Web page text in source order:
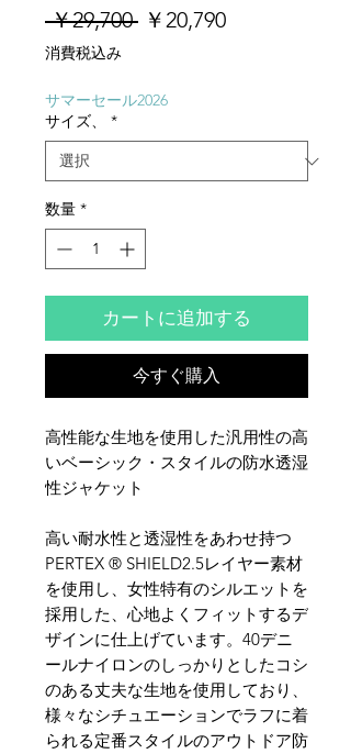
￥29,700 通
格
￥20,790セ
消費税込み
サマーセール2026
サイズ、
*
数量 *
カートに追加する
今すぐ購入
高性能な生地を使用した汎用性の高
いベーシック・スタイルの防水透湿
性ジャケット
高い耐水性と透湿性をあわせ持つ
PERTEX ® SHIELD2.5レイヤー素材
を使用し、女性特有のシルエットを
採用した、心地よくフィットするデ
ザインに仕上げています。40デニ
ールナイロンのしっかりとしたコシ
のある丈夫な生地を使用しており、
様々なシチュエーションでラフに着
られる定番スタイルのアウトドア防